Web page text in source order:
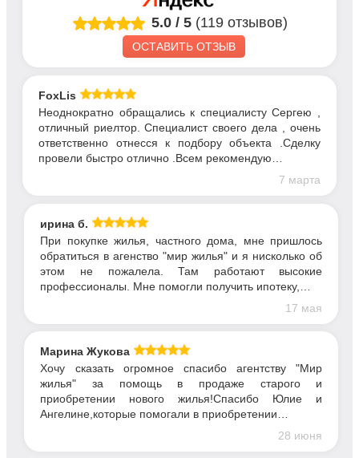
5.0/ 5 (119 отзывов)
ОСТАВИТЬ ОТЗЫВ
FoxLis
Неоднократно обращались к специалисту Сергею ,
отличный риелтор. Специалист своего дела , очень
ответственно отнесся к подбору объекта .Сделку
провели быстро отлично .Всем рекомендую…
7 марта
ирина б.
При покупке жилья, частного дома, мне пришлось
обратиться в агенство "мир жилья" и я нисколько об
этом не пожалела. Там работают высокие
профессионалы. Мне помогли получить ипотеку,…
17 мая
Марина Жукова
Хочу сказать огромное спасибо агентству "Мир
жилья" за помощь в продаже старого и
приобретении нового жилья!Спасибо Юлие и
Ангелине,которые помогали в приобретении…
28 июня